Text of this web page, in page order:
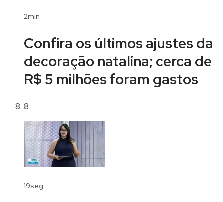
2min
Confira os últimos ajustes da
decoração natalina; cerca de
R$ 5 milhões foram gastos
8
19seg